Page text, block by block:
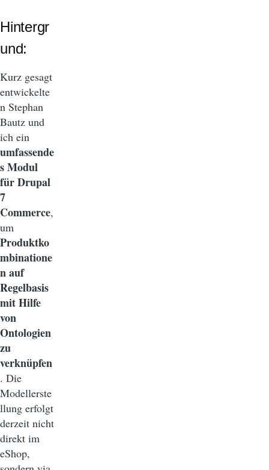
Hintergr
und:
Kurz gesagt
entwickelte
n Stephan
Bautz und
ich ein
umfassende
s Modul
für Drupal
7
Commerce,
um
Produktko
mbinatione
n auf
Regelbasis
mit Hilfe
von
Ontologien
zu
verknüpfen
. Die
Modellerste
llung erfolgt
derzeit nicht
direkt im
eShop,